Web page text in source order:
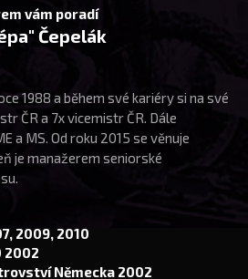
vám poradí
Čepelák
1988 a během své kariéry si na své
ČR a 7x vicemistr ČR. Dále
a MS. Od roku 2015 se věnuje
je manažerem seniorské
2009, 2010
2002
Německa 2002